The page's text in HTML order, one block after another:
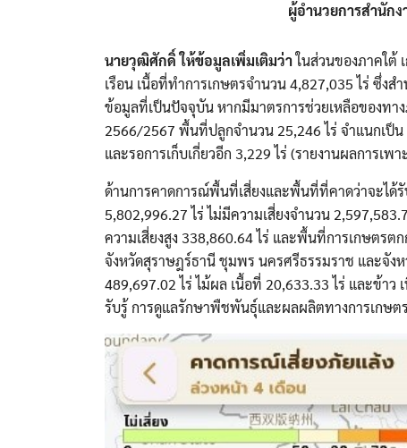
ผู้อำนวยการสำนัก
นายวุฒิศักดิ์ ให้ข้อมูลเพิ่มเติมว่าในส่วนของภาคใต้
เรือน เนื้อที่ทำการเกษตรจำนวน 4,827,035 ไร่ ซึ่งส
ข้อมูลที่เป็นปัจจุบัน หากมีมาตรการช่วยเหลือของทา
2566/2567 พื้นที่ปลูกจำนวน 25,246 ไร่ จำแนกเป็น
และรอการเก็บเกี่ยวอีก 3,229 ไร่ (รายงานผลการเ
ด้านการคาดการณ์พื้นที่เสี่ยงและพื้นที่ที่คาดว่าจะได้
5,802,996.27 ไร่ ไม่มีความเสี่ยงจำนวน
ความเสี่ยงสูง 338,860.64 ไร่ และพื้นที่การเกษตรต
จังหวัดสุราษฎร์ธานี ชุมพร นครศรีธรรมราช และจัง
489,697.02 ไร่ ไม้ผล เนื้อที่ 20,633.33 ไร่ และข้าว
รับรู้ การดูแลรักษาพืชพันธุ์และผลผลิตทางการเกษต